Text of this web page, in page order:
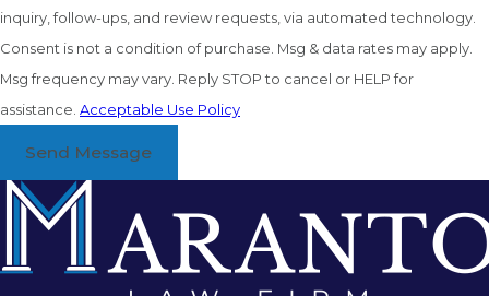
inquiry, follow-ups, and review requests, via automated technology.
Consent is not a condition of purchase. Msg & data rates may apply.
Msg frequency may vary. Reply STOP to cancel or HELP for
assistance. Acceptable Use Policy
Send Message